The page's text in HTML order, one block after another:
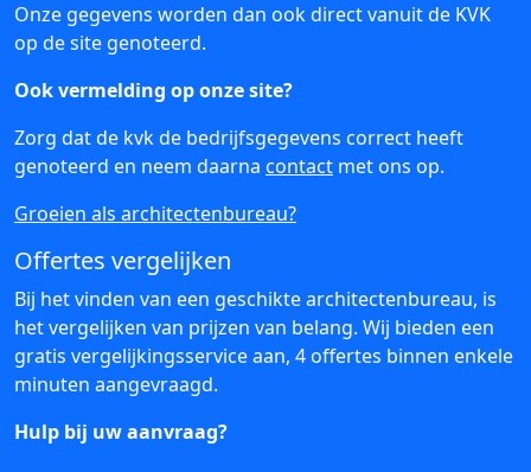
Onze gegevens worden dan ook direct vanuit de KVK
op de site genoteerd.
Ook vermelding op onze site?
Zorg dat de kvk de bedrijfsgegevens correct heeft
genoteerd en neem daarna contact met ons op.
Groeien als architectenbureau?
Offertes vergelijken
Bij het vinden van een geschikte architectenbureau, is
het vergelijken van prijzen van belang. Wij bieden een
gratis vergelijkingsservice aan, 4 offertes binnen enkele
minuten aangevraagd.
Hulp bij uw aanvraag?